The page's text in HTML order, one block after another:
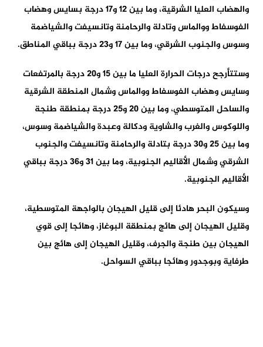
والهضاب العليا الشرقية، وما بين 12 و17 درجة بسايس وهضاب
الفوسفاط ووالماس وتادلة والرحامنة وتانسيفت والشياضمة
وسوس والجنوب الشرقي، وما بين 17 و23 درجة بباقي المناطق.
وستتأرجح درجات الحرارة العليا ما بين 15 و20 درجة بالمرتفعات
وسايس وهضاب الفوسفاط ووالماس وشمال المنطقة الشرقية
والساحل المتوسطي، وما بين 20 و25 درجة بمنطقة طنجة
واللوكوس والغرب والشاوية ودكالة وعبدة والشياضمة وسوس،
وما بين 25 و30 درجة بتادلة والرحامنة وتانسيفت والجنوب
الشرقي وشمال الأقاليم الجنوبية، وما بين 31 و36 درجة بباقي
الأقاليم الجنوبية.
وسيكون البحر هادئا إلى قليل الهيجان بالواجهة المتوسطية،
وقليل الهيجان إلى هائج بمنطقة البوغاز، وهائجا إلى قوي
الهيجان بين طنجة والجرف، وقليل الهيجان إلى هائج بين
طرفاية وبوجدور وهائجا بباقي السواحل.